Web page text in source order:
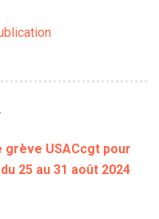
grève USACcgt pour
25 au 31 août 2024